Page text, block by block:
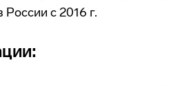
с 2016 г.